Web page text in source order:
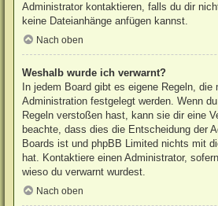
Administrator kontaktieren, falls du dir
keine Dateianhänge anfügen kannst.
Nach oben
Weshalb wurde ich verwarnt?
In jedem Board gibt es eigene Regeln, die
Administration festgelegt werden. Wenn
Regeln verstoßen hast, kann sie dir eine
beachte, dass dies die Entscheidung der
Boards ist und phpBB Limited nichts mit
hat. Kontaktiere einen Administrator,
wieso du verwarnt wurdest.
Nach oben